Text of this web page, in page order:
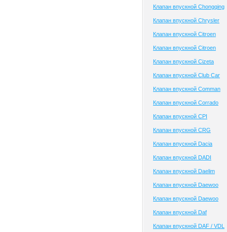
Клапан впускной Chongqing
Клапан впускной Chrysler
Клапан впускной Citroen
Клапан впускной Citroen
Клапан впускной Cizeta
Клапан впускной Club Сar
Клапан впускной Comman
Клапан впускной Corrado
Клапан впускной CPI
Клапан впускной CRG
Клапан впускной Dacia
Клапан впускной DADI
Клапан впускной Daelim
Клапан впускной Daewoo
Клапан впускной Daewoo
Клапан впускной Daf
Клапан впускной DAF / VDL